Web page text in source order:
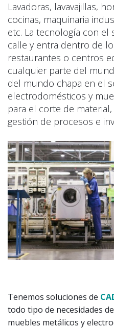
Lavadoras, lavavajillas,
cocinas, maquinaria
etc. La tecnología con el
calle y entra dentro de
restaurantes o centros
cualquier parte del
del mundo chapa en el
electrodomésticos y
para el corte de
gestión de procesos e
Tenemos soluciones de
todo tipo de necesidades
muebles metálicos y